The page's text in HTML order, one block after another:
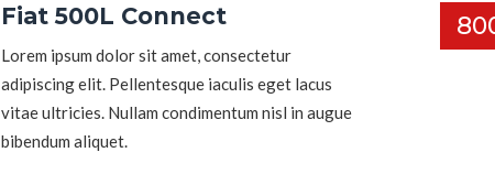
Fiat 500L Connect
Lorem ipsum dolor sit amet, consectetur
adipiscing elit. Pellentesque iaculis eget lacus
vitae ultricies. Nullam condimentum nisl in augue
bibendum aliquet.